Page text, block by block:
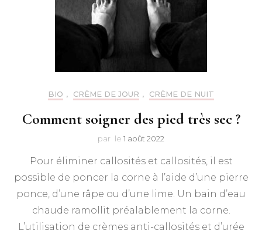
BIO , CRÈME DE JOUR , CRÈME DE NUIT
Comment soigner des pied très sec ?
par le 1 août 2022
Pour éliminer callosités et callosités, il est
possible de poncer la corne à l’aide d’une pierre
ponce, d’une râpe ou d’une lime. Un bain d’eau
chaude ramollit préalablement la corne.
L’utilisation de crèmes anti-callosités et d’urée